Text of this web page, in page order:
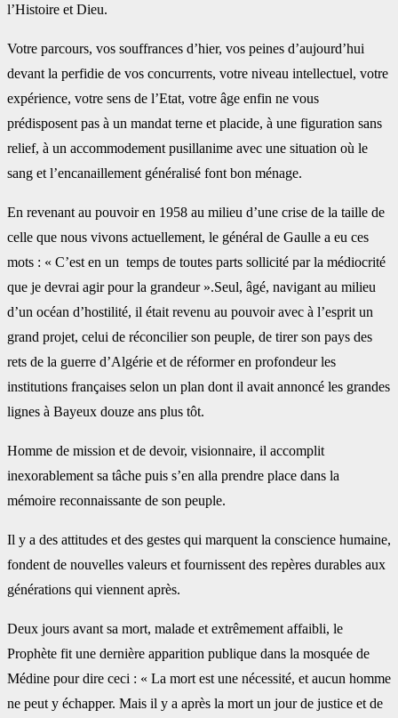
l’Histoire et Dieu.
Votre parcours, vos souffrances d’hier, vos peines d’aujourd’hui
devant la perfidie de vos concurrents, votre niveau intellectuel, votre
expérience, votre sens de l’Etat, votre âge enfin ne vous
prédisposent pas à un mandat terne et placide, à une figuration sans
relief, à un accommodement pusillanime avec une situation où le
sang et l’encanaillement généralisé font bon ménage.
En revenant au pouvoir en 1958 au milieu d’une crise de la taille de
celle que nous vivons actuellement, le général de Gaulle a eu ces
mots : « C’est en un temps de toutes parts sollicité par la médiocrité
que je devrai agir pour la grandeur ».Seul, âgé, navigant au milieu
d’un océan d’hostilité, il était revenu au pouvoir avec à l’esprit un
grand projet, celui de réconcilier son peuple, de tirer son pays des
rets de la guerre d’Algérie et de réformer en profondeur les
institutions françaises selon un plan dont il avait annoncé les grandes
lignes à Bayeux douze ans plus tôt.
Homme de mission et de devoir, visionnaire, il accomplit
inexorablement sa tâche puis s’en alla prendre place dans la
mémoire reconnaissante de son peuple.
Il y a des attitudes et des gestes qui marquent la conscience humaine,
fondent de nouvelles valeurs et fournissent des repères durables aux
générations qui viennent après.
Deux jours avant sa mort, malade et extrêmement affaibli, le
Prophète fit une dernière apparition publique dans la mosquée de
Médine pour dire ceci : « La mort est une nécessité, et aucun homme
ne peut y échapper. Mais il y a après la mort un jour de justice et de